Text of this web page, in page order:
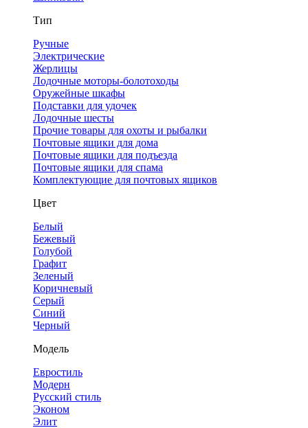
Тип
Ручные
Электрические
Жерлицы
Лодочные моторы-болотоходы
Оружейные шкафы
Подставки для удочек
Лодочные шесты
Прочие товары для охоты и рыбалки
Почтовые ящики для дома
Почтовые ящики для подъезда
Почтовые ящики для спама
Комплектующие для почтовых ящиков
Цвет
Белый
Бежевый
Голубой
Графит
Зеленый
Коричневый
Серый
Синий
Черный
Модель
Евростиль
Модерн
Русский стиль
Эконом
Элит